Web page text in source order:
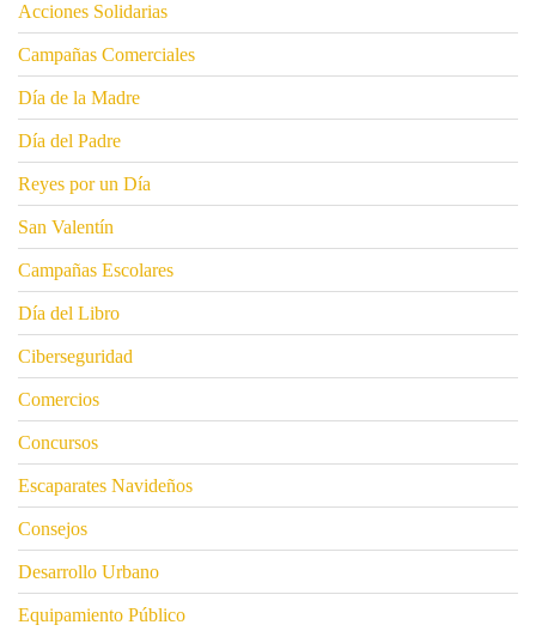
Acciones Solidarias
Campañas Comerciales
Día de la Madre
Día del Padre
Reyes por un Día
San Valentín
Campañas Escolares
Día del Libro
Ciberseguridad
Comercios
Concursos
Escaparates Navideños
Consejos
Desarrollo Urbano
Equipamiento Público